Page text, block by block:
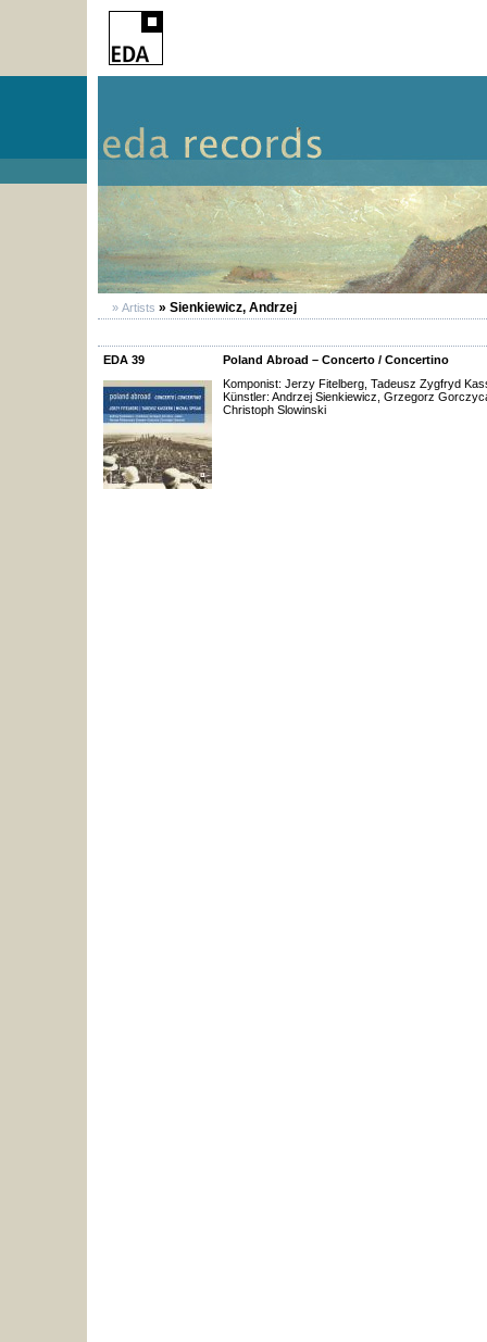
» Artists » Sienkiewicz, Andrzej
EDA 39
Poland Abroad – Concerto / Concertino
Komponist: Jerzy Fitelberg, Tadeusz Zygfryd
Künstler: Andrzej Sienkiewicz, Grzegorz
Christoph Slowinski